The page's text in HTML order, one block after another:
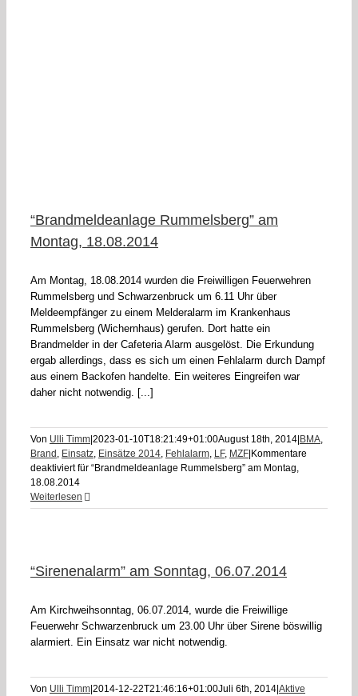
“Brandmeldeanlage Rummelsberg” am
Montag, 18.08.2014
Am Montag, 18.08.2014 wurden die Freiwilligen Feuerwehren
Rummelsberg und Schwarzenbruck um 6.11 Uhr über
Meldeempfänger zu einem Melderalarm im Krankenhaus
Rummelsberg (Wichernhaus) gerufen. Dort hatte ein
Brandmelder in der Cafeteria Alarm ausgelöst. Die Erkundung
ergab allerdings, dass es sich um einen Fehlalarm durch Dampf
aus einem Backofen handelte. Ein weiteres Eingreifen war
daher nicht notwendig. [...]
Von Ulli Timm 2023-01-10T18:21:49+01:00August 18th, 2014 BMA,
Brand , Einsatz, Einsätze 2014, Fehlalarm, LF, MZF Kommentare
deaktiviertfür “Brandmeldeanlage Rummelsberg” am Montag,
18.08.2014
Weiterlesen
“Sirenenalarm” am Sonntag, 06.07.2014
Am Kirchweihsonntag, 06.07.2014, wurde die Freiwillige
Feuerwehr Schwarzenbruck um 23.00 Uhr über Sirene böswillig
alarmiert. Ein Einsatz war nicht notwendig.
Von Ulli Timm 2014-12-22T21:46:16+01:00Juli 6th, 2014 Aktive